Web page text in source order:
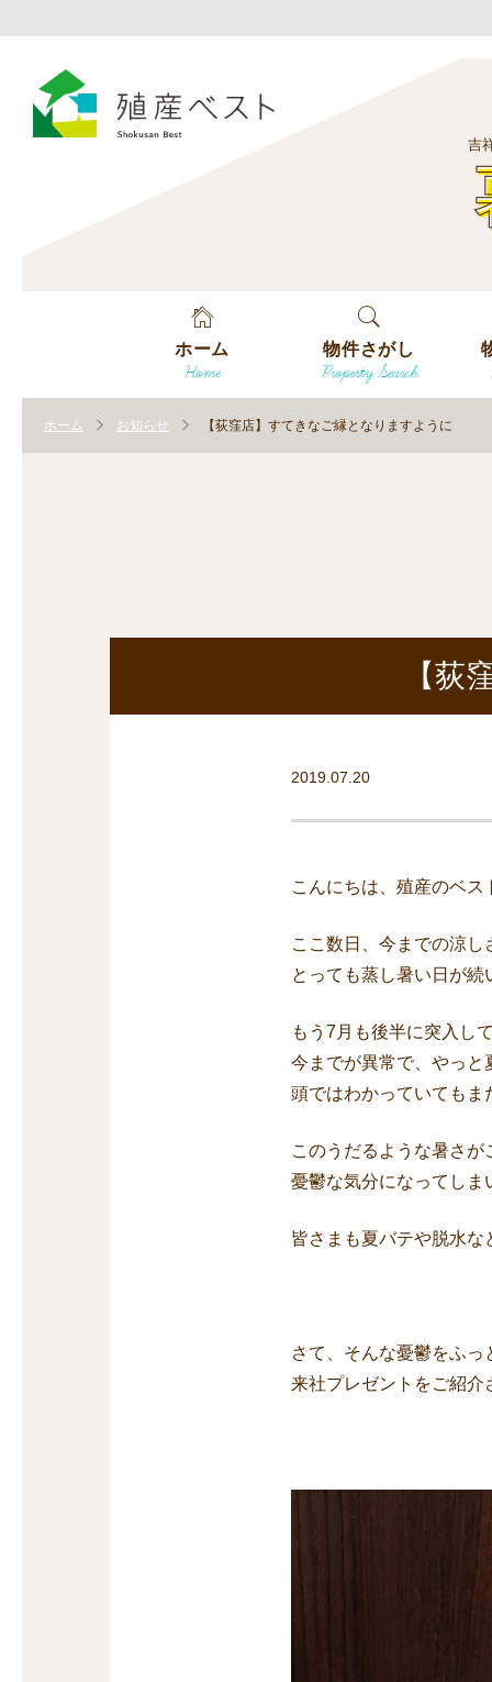
吉
ホーム
Home
物件さがし
Property Search
ホーム お知らせ 【荻窪店】すてきなご縁となりますように
【荻
2019.07.20
こんにちは、殖産のベス
ここ数日、今までの涼し
とっても蒸し暑い日が続
もう7月も後半に突入し
今までが異常で、やっと
頭ではわかっていてもま
このうだるような暑さ
憂鬱な気分になってしま
皆さまも夏バテや脱水
さて、そんな憂鬱をふ
来社プレゼントをご紹介